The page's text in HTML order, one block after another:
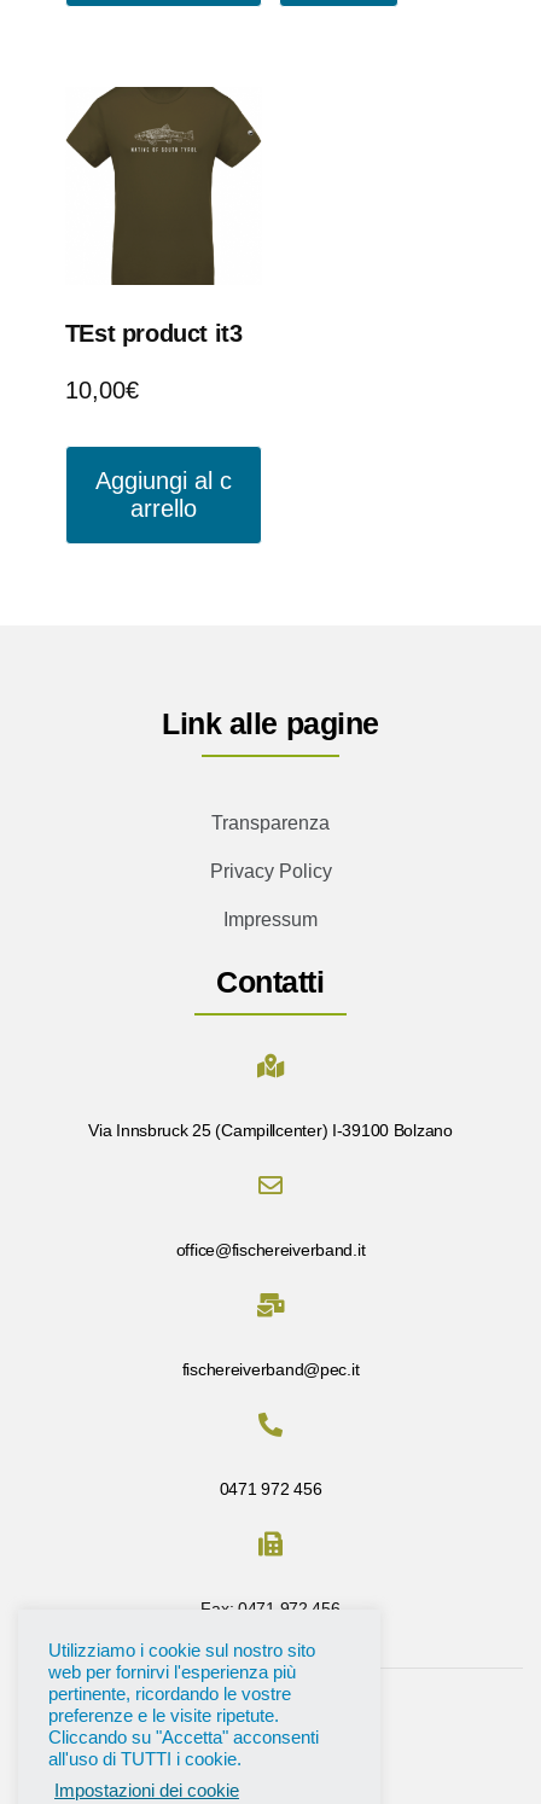
TEst product it3
10,00€
Aggiungi al c
arrello
Link alle pagine
Transparenza
Privacy Policy
Impressum
Contatti
Via Innsbruck 25 (Campillcenter) I-39100 Bolzano
office@fischereiverband.it
fischereiverband@pec.it
0471 972 456
Fax: 0471 972 456
Utilizziamo i cookie sul nostro sito
web per fornirvi l'esperienza più
pertinente, ricordando le vostre
preferenze e le visite ripetute.
Cliccando su "Accetta" acconsenti
all'uso di TUTTI i cookie.
Impostazioni dei cookie